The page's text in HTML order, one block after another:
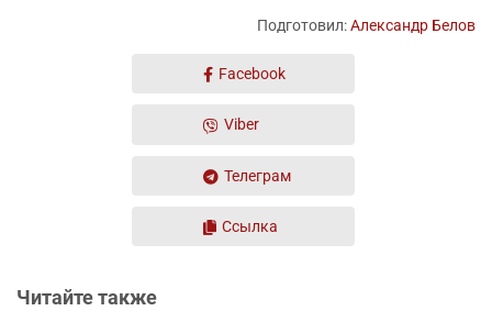
Подготовил:Александр Белов
Facebook
Viber
Телеграм
Ссылка
Читайте также